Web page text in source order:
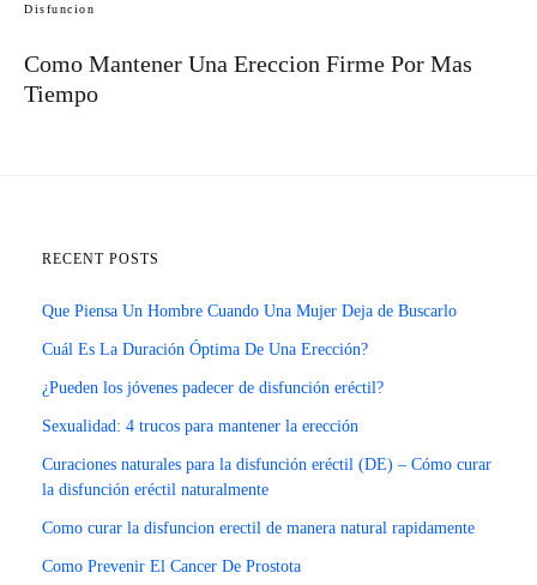
Disfuncion
Como Mantener Una Ereccion Firme Por Mas
Tiempo
RECENT POSTS
Que Piensa Un Hombre Cuando Una Mujer Deja de Buscarlo
Cuál Es La Duración Óptima De Una Erección?
¿Pueden los jóvenes padecer de disfunción eréctil?
Sexualidad: 4 trucos para mantener la erección
Curaciones naturales para la disfunción eréctil (DE) – Cómo curar
la disfunción eréctil naturalmente
Como curar la disfuncion erectil de manera natural rapidamente
Como Prevenir El Cancer De Prostota